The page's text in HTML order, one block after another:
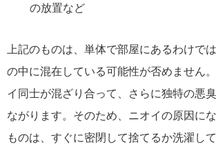
の放置など
上記のものは、単体で部屋にあるわけで
の中に混在している可能性が否めません
イ同士が混ざり合って、さらに独特の悪
ながります。そのため、ニオイの原因に
ものは、すぐに密閉して捨てるか洗濯し